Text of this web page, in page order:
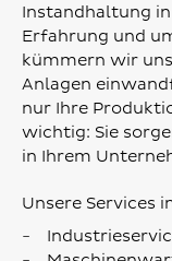
Instandhaltung
Erfahrung und
kümmern wir
Anlagen
nur Ihre
wichtig: Sie
in Ihrem
Unsere Services